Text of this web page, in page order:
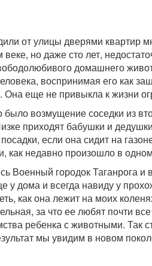
от улицы дверями
но даже сто лет,
домашнего
воспринимая его как
Она еще не привыкла к жизни
было возмущение соседки из
приходят бабушки и
если она сидит на
как недавно произошло в
Военный городок Таганрога
у дома и всегда навиду у
как она лежит на моих
за что ее любят почти
ребенка с животными. Так
мы увидим в новом